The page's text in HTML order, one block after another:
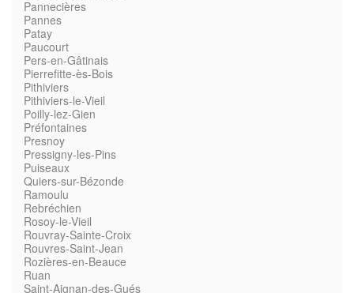
Pannecières
Pannes
Patay
Paucourt
Pers-en-Gâtinais
Pierrefitte-ès-Bois
Pithiviers
Pithiviers-le-Vieil
Poilly-lez-Gien
Préfontaines
Presnoy
Pressigny-les-Pins
Puiseaux
Quiers-sur-Bézonde
Ramoulu
Rebréchien
Rosoy-le-Vieil
Rouvray-Sainte-Croix
Rouvres-Saint-Jean
Rozières-en-Beauce
Ruan
Saint-Aignan-des-Gués